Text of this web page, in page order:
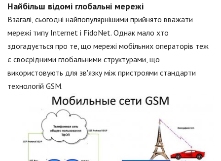
Найбільш відомі глобальні мережі
Взагалі, сьогодні найпопулярнішими прийнято вважати
мережі типу Internet і FidoNet. Однак мало хто
здогадується про те, що мережі мобільних операторів теж
є своєрідними глобальними структурами, що
використовують для зв'язку між пристроями стандарти
технологій GSM.